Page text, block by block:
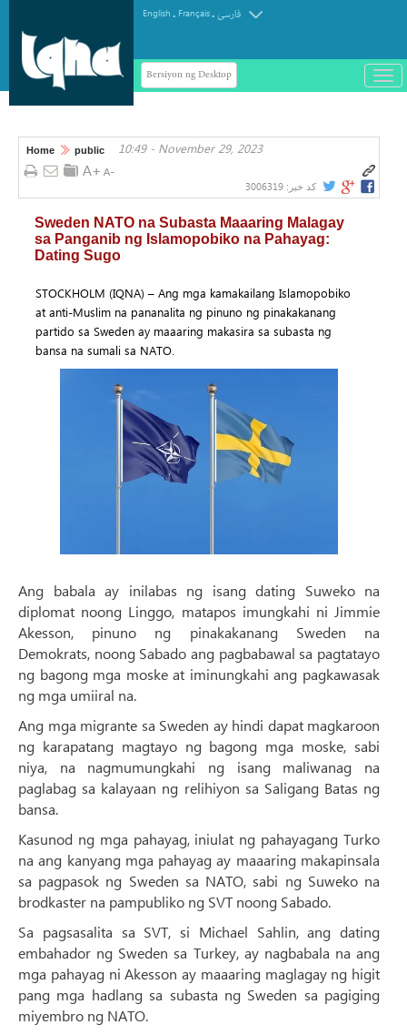
English . Français.فارسی
Bersiyon ng Desktop
باز
و
Home public 10:49 - November 29, 2023
کد خبر: 3006319
Sweden NATO na Subasta Maaaring Malagay
sa Panganib ng Islamopobiko na Pahayag:
Dating Sugo
STOCKHOLM (IQNA) – Ang mga kamakailang Islamopobiko
at anti-Muslim na pananalita ng pinuno ng pinakakanang
partido sa Sweden ay maaaring makasira sa subasta ng
bansa na sumali sa NATO.
Ang babala ay inilabas ng isang dating Suweko na
diplomat noong Linggo, matapos imungkahi ni Jimmie
Akesson, pinuno ng pinakakanang Sweden na
Demokrats, noong Sabado ang pagbabawal sa pagtatayo
ng bagong mga moske at iminungkahi ang pagkawasak
ng mga umiiral na.
Ang mga migrante sa Sweden ay hindi dapat magkaroon
ng karapatang magtayo ng bagong mga moske, sabi
niya, na nagmumungkahi ng isang maliwanag na
paglabag sa kalayaan ng relihiyon sa Saligang Batas ng
bansa.
Kasunod ng mga pahayag, iniulat ng pahayagang Turko
na ang kanyang mga pahayag ay maaaring makapinsala
sa pagpasok ng Sweden sa NATO, sabi ng Suweko na
brodkaster na pampubliko ng SVT noong Sabado.
Sa pagsasalita sa SVT, si Michael Sahlin, ang dating
embahador ng Sweden sa Turkey, ay nagbabala na ang
mga pahayag ni Akesson ay maaaring maglagay ng higit
pang mga hadlang sa subasta ng Sweden sa pagiging
miyembro ng NATO.